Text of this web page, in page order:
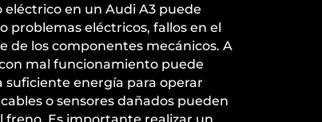
en un Audi A3 puede
problemas eléctricos, fallos en el
de los componentes mecánicos. A
mal funcionamiento puede
energía para operar
o sensores dañados pueden
Es importante realizar un